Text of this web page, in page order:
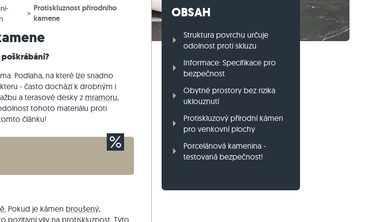
Dlažební kostky vápenec
Zdicí kámen travertin Travníkový obrubník z ruly
Protiskluznost přírodního
kamene
Podlaha, na které lze snadno
- často dochází k drobným i
a terasové desky z mramoru,
tohoto materiálu proti
článku!
Pokud je kámen broušený,
pozitivní vliv na protiskluznost. Tyto
OBSAH
Struktura povrchu určuje
odolnost proti skluzu
Informace: Specifikace pro
bezpečnost
Obytné prostory bez rizika
uklouznutí
Protiskluzový přírodní kámen
pro venkovní plochy
Porcelánová kamenina -
testovaná bezpečnost!